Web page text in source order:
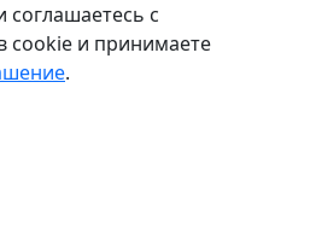
соглашаетесь с
cookie и принимаете
.